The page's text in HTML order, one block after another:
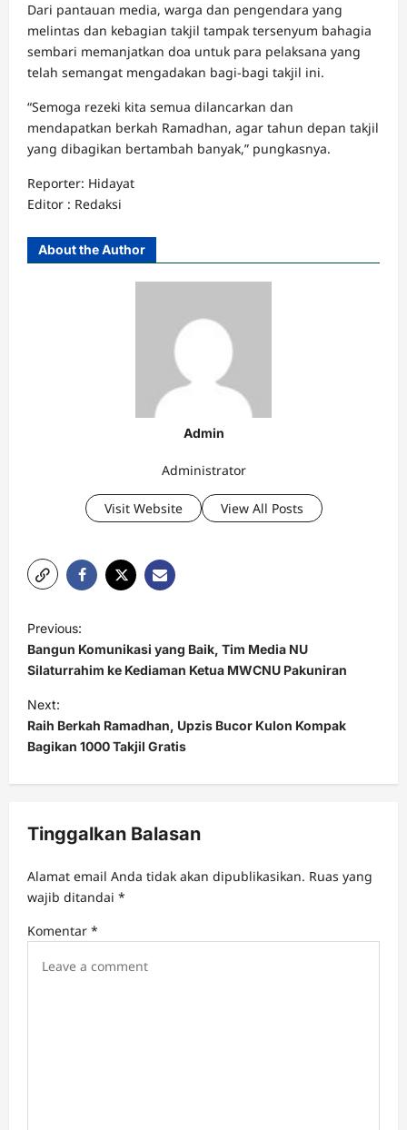
Dari pantauan media, warga dan pengendara yang
melintas dan kebagian takjil tampak tersenyum bahagia
sembari memanjatkan doa untuk para pelaksana yang
telah semangat mengadakan bagi-bagi takjil ini.
“Semoga rezeki kita semua dilancarkan dan
mendapatkan berkah Ramadhan, agar tahun depan takjil
yang dibagikan bertambah banyak,” pungkasnya.
Reporter: Hidayat
Editor : Redaksi
About the Author
Admin
Administrator
Visit Website View All Posts
o
s
t
n
a
v
g
a
t
i
Previous:
Bangun Komunikasi yang Baik, Tim Media NU
Silaturrahim ke Kediaman Ketua MWCNU Pakuniran
Next:
Raih Berkah Ramadhan, Upzis Bucor Kulon Kompak
Bagikan 1000 Takjil Gratis
Tinggalkan Balasan
Alamat email Anda tidak akan dipublikasikan. Ruas yang
wajib ditandai *
Komentar *